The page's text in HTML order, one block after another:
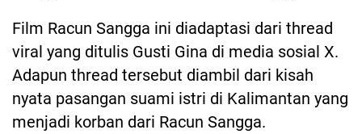
Film Racun Sangga ini diadaptasi dari thread
viral yang ditulis Gusti Gina di media sosial X.
Adapun thread tersebut diambil dari kisah
nyata pasangan suami istri di Kalimantan yang
menjadi korban dari Racun Sangga.